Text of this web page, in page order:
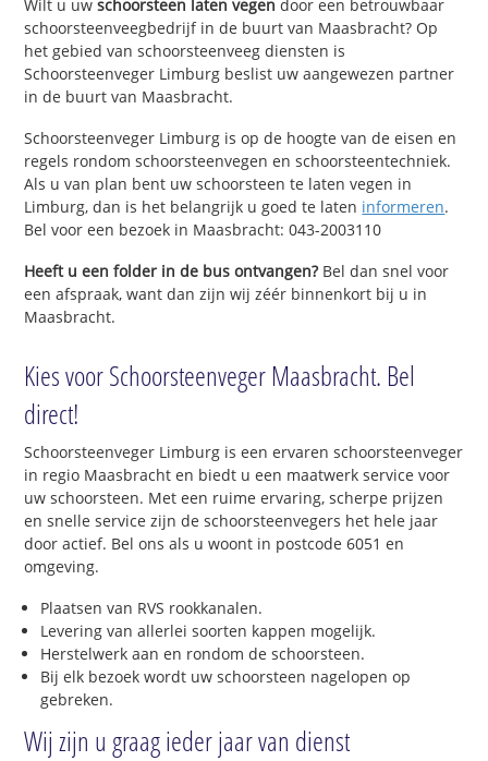
Wilt u uwschoorsteen laten vegen door een betrouwbaar
schoorsteenveegbedrijf in de buurt van Maasbracht? Op
het gebied van schoorsteenveeg diensten is
Schoorsteenveger Limburg beslist uw aangewezen partner
in de buurt van Maasbracht.
Schoorsteenveger Limburg is op de hoogte van de eisen en
regels rondom schoorsteenvegen en schoorsteentechniek.
Als u van plan bent uw schoorsteen te laten vegen in
Limburg, dan is het belangrijk u goed te laten informeren.
Bel voor een bezoek in Maasbracht: 043-2003110
Heeft u een folder in de bus ontvangen?Bel dan snel voor
een afspraak, want dan zijn wij zéér binnenkort bij u in
Maasbracht.
Kies voor Schoorsteenveger Maasbracht. Bel
direct!
Schoorsteenveger Limburg is een ervaren schoorsteenveger
in regio Maasbracht en biedt u een maatwerk service voor
uw schoorsteen. Met een ruime ervaring, scherpe prijzen
en snelle service zijn de schoorsteenvegers het hele jaar
door actief. Bel ons als u woont in postcode 6051 en
omgeving.
Plaatsen van RVS rookkanalen.
Levering van allerlei soorten kappen mogelijk.
Herstelwerk aan en rondom de schoorsteen.
Bij elk bezoek wordt uw schoorsteen nagelopen op
gebreken.
Wij zijn u graag ieder jaar van dienst